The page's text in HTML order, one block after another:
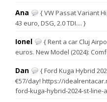
Ana
{ VW Passat Variant
43 euro, DSG, 2.0 TDI.... }
Ionel
{ Rent a car Cluj
euros. New Model (2024):
Dan
{ Ford Kuga Hybrid
€57/day! https://
ford-kuga-hybrid-2024-st-line-